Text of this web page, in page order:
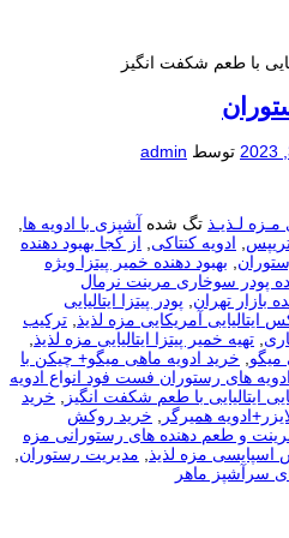
با طعم شکفت انگیز
توسط admin
لـذیـذ تگ شده آشپزی با ادویه ها,
, ادویه کنتاکی, از کجا بهبود دهنده
, بهبود دهنده خمیر پیتزا ویژه
پودر سوخاری مرینت نرمال
بازار تهران, پودر پیتزا ایتالیایی
ایتالیایی آمریکایی مزه لذیذ, ترکیب
, تهیه خمیر پیتزا ایتالیایی مزه لذیذ,
, خرید ادویه ماهی میگو+ چیکن با
های رستوران فست فود انواع ادویه
ایتالیایی با طعم شکفت انگیز , خرید
همیرگر , خرید روکش
و طعم دهنده های رستورانی مزه
مزه لذیذ, مدیریت رستوران,
سرآشپز ماهر